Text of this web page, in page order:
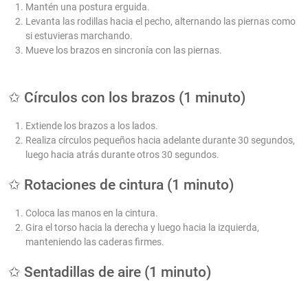
Mantén una postura erguida.
Levanta las rodillas hacia el pecho, alternando las piernas como
si estuvieras marchando.
Mueve los brazos en sincronía con las piernas.
✩ Círculos con los brazos (1 minuto)
Extiende los brazos a los lados.
Realiza círculos pequeños hacia adelante durante 30 segundos,
luego hacia atrás durante otros 30 segundos.
✩ Rotaciones de cintura (1 minuto)
Coloca las manos en la cintura.
Gira el torso hacia la derecha y luego hacia la izquierda,
manteniendo las caderas firmes.
✩ Sentadillas de aire (1 minuto)